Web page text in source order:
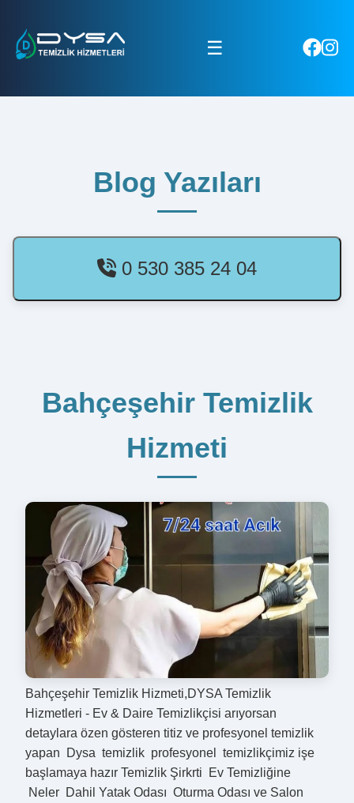
☰
Blog Yazıları
0 530 385 24 04
Bahçeşehir Temizlik
Hizmeti
Bahçeşehir Temizlik Hizmeti,DYSA Temizlik
Hizmetleri - Ev & Daire Temizlikçisi arıyorsan
detaylara özen gösteren titiz ve profesyonel temizlik
yapan Dysa temizlik profesyonel temizlikçimiz işe
başlamaya hazır Temizlik Şirkrti Ev Temizliğine
Neler Dahil Yatak Odası Oturma Odası ve Salon